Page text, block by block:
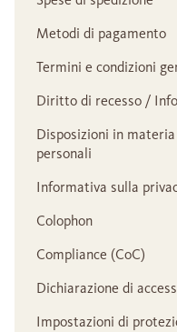
Metodi di pagamento
Termini e condizioni
Diritto di recesso /
Disposizioni in
personali
Informativa sulla
Colophon
Compliance (CoC)
Dichiarazione di
Impostazioni di